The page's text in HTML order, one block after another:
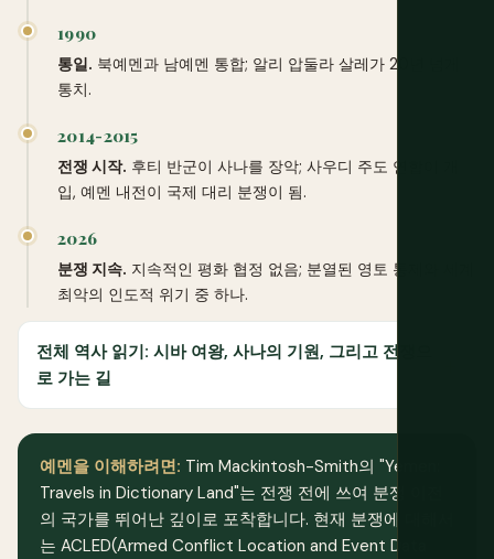
1990
통일. 북예멘과 남예멘 통합; 알리 압둘라 살레가 20년 넘게
통치.
2014-2015
전쟁 시작. 후티 반군이 사나를 장악; 사우디 주도 연합이 개
입, 예멘 내전이 국제 대리 분쟁이 됨.
2026
분쟁 지속. 지속적인 평화 협정 없음; 분열된 영토 통제와 세계
최악의 인도적 위기 중 하나.
전체 역사 읽기: 시바 여왕, 사나의 기원, 그리고 전쟁으
로 가는 길
예멘을 이해하려면: Tim Mackintosh-Smith의 "Yemen:
Travels in Dictionary Land"는 전쟁 전에 쓰여 분쟁 이전
의 국가를 뛰어난 깊이로 포착합니다. 현재 분쟁에 대해서
는 ACLED(Armed Conflict Location and Event Data